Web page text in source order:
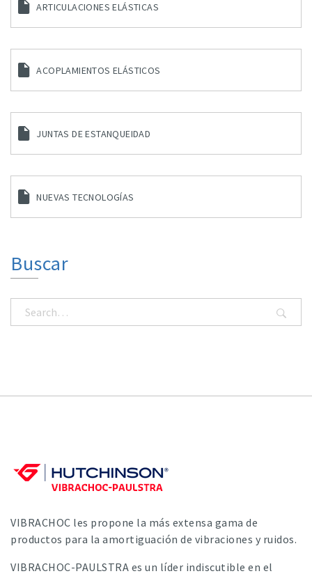
ARTICULACIONES ELÁSTICAS
ACOPLAMIENTOS ELÁSTICOS
JUNTAS DE ESTANQUEIDAD
NUEVAS TECNOLOGÍAS
Buscar
VIBRACHOC les propone la más extensa gama de
productos para la amortiguación de vibraciones y ruidos.
VIBRACHOC-PAULSTRA es un líder indiscutible en el